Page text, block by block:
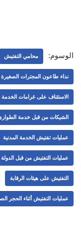
الوسوم: محامي التفتيش
نداء طاعون المجترات الصغيرة
الاستئناف على غرامات الخدمة
الشيكات من قبل خدمة الطوارئ
عمليات تفتيش الخدمة المدنية
عمليات التفتيش من قبل
التفتيش على هيئات الرقابة
عمليات التفتيش أثناء الحجر